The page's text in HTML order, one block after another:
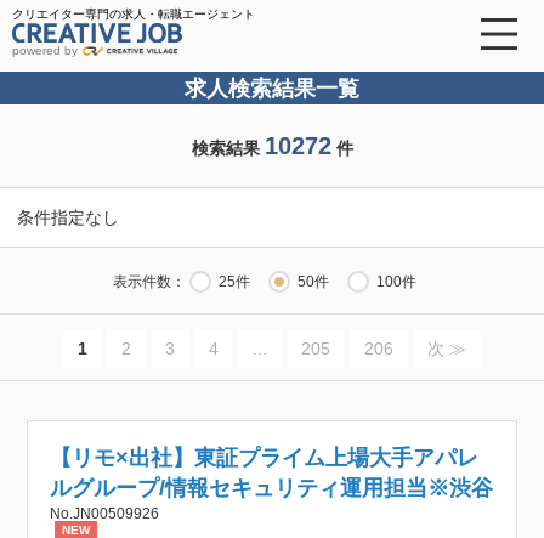
クリエイター専門の求人・転職エージェント
powered by
求人検索結果一覧
検索結果 10272件
条件指定なし
表示件数： 25件 50件 100件
1 2 3 4 205 206 次 ≫
【リモ×出社】東証プライム上場大手アパレ
ルグループ/情報セキュリティ運用担当※渋谷
No.JN00509926
NEW